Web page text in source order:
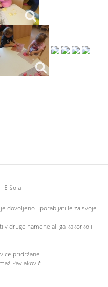
E-šola
je dovoljeno uporabljati le za svoje
v druge namene ali ga kakorkoli
pridržane
Pavlakovič